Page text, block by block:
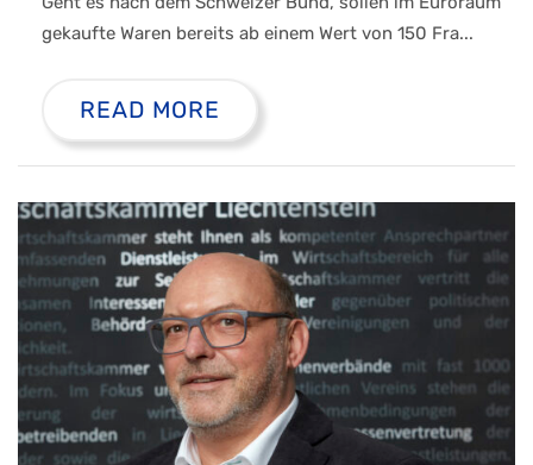
gekaufte Waren bereits ab einem Wert von 150 Fra...
READ MORE